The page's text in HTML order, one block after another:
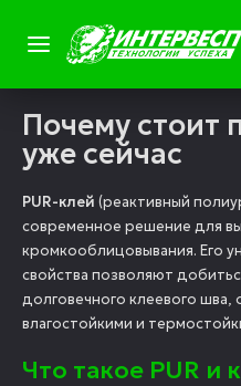
Почему стоит
уже сейчас
PUR-клей (реактивный
современное решение для
кромкооблицовывания. Его
свойства позволяют
долговечного клеевого
влагостойкими и
Что такое PUR и